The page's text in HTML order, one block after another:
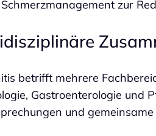
Schmerzmanagement zur
betrifft mehrere
Gastroenterologie und
und